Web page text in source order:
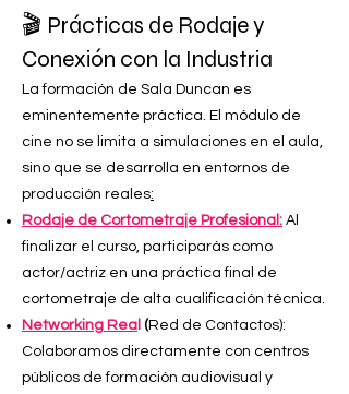
🎬 Prácticas de Rodaje y
Conexión con la Industria
La formación de Sala Duncan es
eminentemente práctica. El módulo de
cine no se limita a simulaciones en el aula,
sino que se desarrolla en entornos de
producción reales:
Rodaje de Cortometraje Profesional: Al
finalizar el curso, participarás como
actor/actriz en una práctica final de
cortometraje de alta cualificación técnica.
Networking Rea (Red de Contactos):
Colaboramos directamente con centros
públicos de formación audiovisual y